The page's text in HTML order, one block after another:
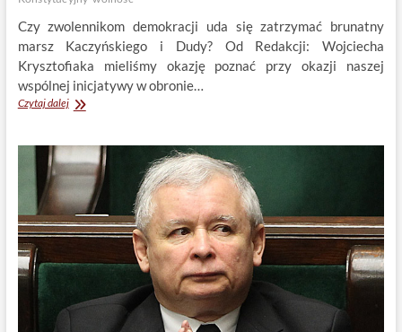
Czy zwolennikom demokracji uda się zatrzymać brunatny
marsz Kaczyńskiego i Dudy? Od Redakcji: Wojciecha
Krysztofiaka mieliśmy okazję poznać przy okazji naszej
wspólnej inicjatywy w obronie…
Czytaj dalejTrybunał
marsz
PiSu
dyktaturze